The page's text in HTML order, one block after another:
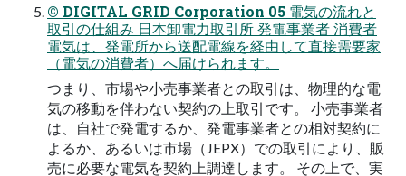
© DIGITAL GRID Corporation 05 電気の流れと
取引の仕組み ⽇本卸電⼒取引所 発電事業者 消費者
電気は、発電所から送配電線を経由して直接需要家
（電気の消費者）へ届けられます。
つまり、市場や⼩売事業者との取引は、物理的な電
気の移動を伴わない契約の上取引です。 ⼩売事業者
は、⾃社で発電するか、発電事業者との相対契約に
よるか、あるいは市場（JEPX）での取引により、販
売に必要な電気を契約上調達します。 その上で、実